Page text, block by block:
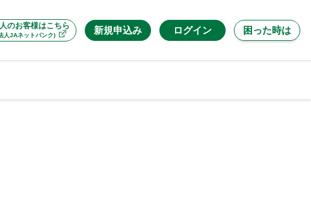
のお客様はこちら
人JAネットバンク) 新規申込み ログイン 困った時は